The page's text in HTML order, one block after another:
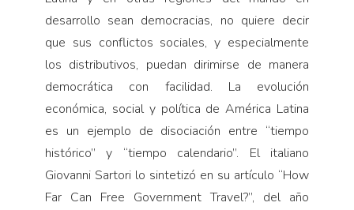
desarrollo sean democracias, no quiere decir
que sus conflictos sociales, y especialmente
los distributivos, puedan dirimirse de manera
democrática con facilidad. La evolución
económica, social y política de América Latina
es un ejemplo de disociación entre “tiempo
histórico” y “tiempo calendario”. El italiano
Giovanni Sartori lo sintetizó en su artículo “How
Far Can Free Government Travel?”, del año